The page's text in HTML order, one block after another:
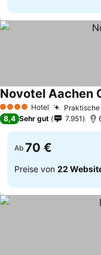
4 Sterne Hotel
Novotel Aachen
8,4 Sehr gut 7.951
Ab 70 €
Preise von 22